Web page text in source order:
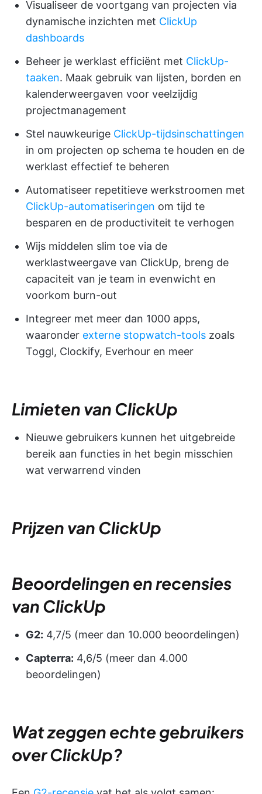
Visualiseer de voortgang van projecten via
dynamische inzichten met ClickUp
dashboards
Beheer je werklast efficiënt met ClickUp-
taaken. Maak gebruik van lijsten, borden en
kalenderweergaven voor veelzijdig
projectmanagement
Stel nauwkeurige ClickUp-tijdsinschattingen
in om projecten op schema te houden en de
werklast effectief te beheren
Automatiseer repetitieve werkstroomen met
ClickUp-automatiseringen om tijd te
besparen en de productiviteit te verhogen
Wijs middelen slim toe via de
werklastweergave van ClickUp, breng de
capaciteit van je team in evenwicht en
voorkom burn-out
Integreer met meer dan 1000 apps,
waaronder externe stopwatch-tools zoals
Toggl, Clockify, Everhour en meer
Limieten van ClickUp
Nieuwe gebruikers kunnen het uitgebreide
bereik aan functies in het begin misschien
wat verwarrend vinden
Prijzen van ClickUp
Beoordelingen en recensies
van ClickUp
G2: 4,7/5 (meer dan 10.000 beoordelingen)
Capterra: 4,6/5 (meer dan 4.000
beoordelingen)
Wat zeggen echte gebruikers
over ClickUp?